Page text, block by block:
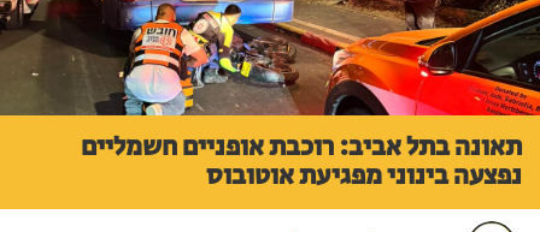
בתל אביב: רוכבת אופניים חשמליים
בינוני מפגיעת אוטובוס